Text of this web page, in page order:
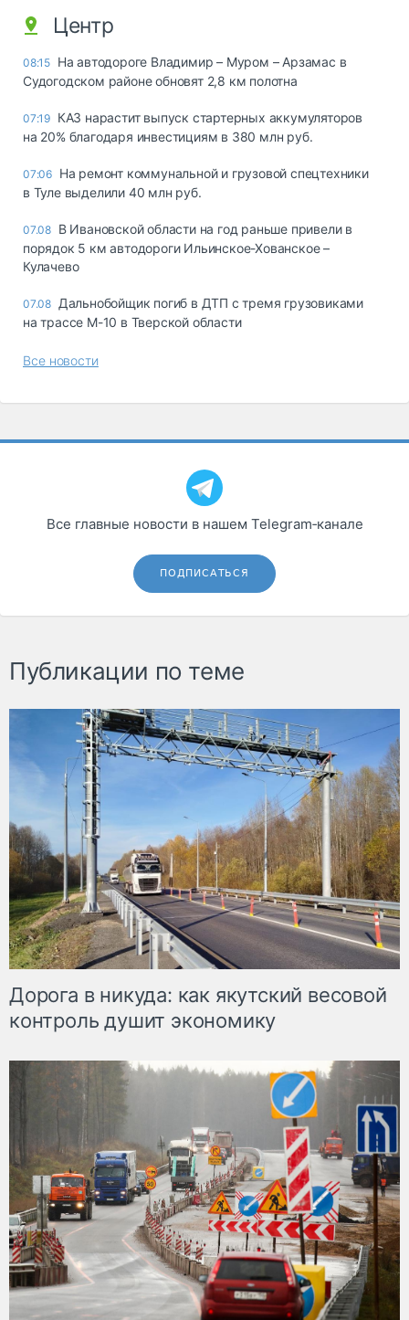
Центр
08:15 На автодороге Владимир – Муром – Арзамас в
Судогодском районе обновят 2,8 км полотна
07:19 КАЗ нарастит выпуск стартерных аккумуляторов
на 20% благодаря инвестициям в 380 млн руб.
07:06 На ремонт коммунальной и грузовой спецтехники
в Туле выделили 40 млн руб.
07.08 В Ивановской области на год раньше привели в
порядок 5 км автодороги Ильинское-Хованское –
Кулачево
07.08 Дальнобойщик погиб в ДТП с тремя грузовиками
на трассе М-10 в Тверской области
Все новости
Все главные новости в нашем Telegram‑канале
ПОДПИСАТЬСЯ
Публикации по теме
Дорога в никуда: как якутский весовой
контроль душит экономику